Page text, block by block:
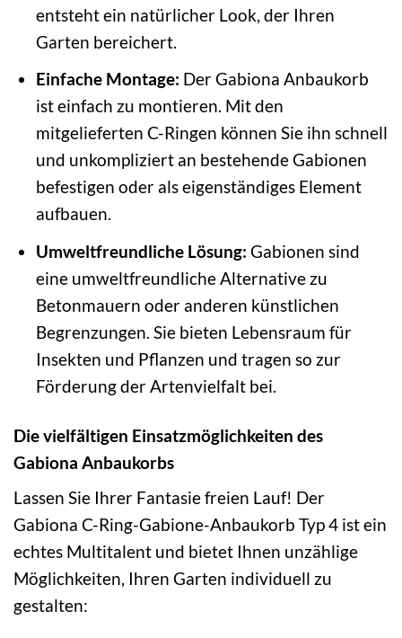
entsteht ein natürlicher Look, der Ihren
Garten bereichert.
Einfache Montage: Der Gabiona Anbaukorb
ist einfach zu montieren. Mit den
mitgelieferten C-Ringen können Sie ihn schnell
und unkompliziert an bestehende Gabionen
befestigen oder als eigenständiges Element
aufbauen.
Umweltfreundliche Lösung: Gabionen sind
eine umweltfreundliche Alternative zu
Betonmauern oder anderen künstlichen
Begrenzungen. Sie bieten Lebensraum für
Insekten und Pflanzen und tragen so zur
Förderung der Artenvielfalt bei.
Die vielfältigen Einsatzmöglichkeiten des
Gabiona Anbaukorbs
Lassen Sie Ihrer Fantasie freien Lauf! Der
Gabiona C-Ring-Gabione-Anbaukorb Typ 4 ist ein
echtes Multitalent und bietet Ihnen unzählige
Möglichkeiten, Ihren Garten individuell zu
gestalten: